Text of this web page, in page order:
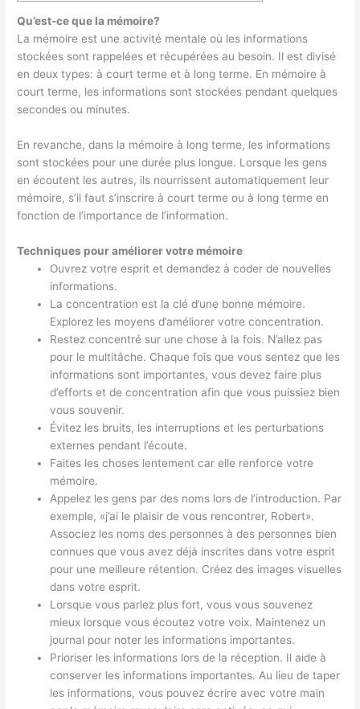
Qu’est-ce que la mémoire?
La mémoire est une activité mentale où les informations
stockées sont rappelées et récupérées au besoin. Il est divisé
en deux types: à court terme et à long terme. En mémoire à
court terme, les informations sont stockées pendant quelques
secondes ou minutes.
En revanche, dans la mémoire à long terme, les informations
sont stockées pour une durée plus longue. Lorsque les gens
en écoutent les autres, ils nourrissent automatiquement leur
mémoire, s’il faut s’inscrire à court terme ou à long terme en
fonction de l’importance de l’information.
Techniques pour améliorer votre mémoire
Ouvrez votre esprit et demandez à coder de nouvelles
informations.
La concentration est la clé d’une bonne mémoire.
Explorez les moyens d’améliorer votre concentration.
Restez concentré sur une chose à la fois. N’allez pas
pour le multitâche. Chaque fois que vous sentez que les
informations sont importantes, vous devez faire plus
d’efforts et de concentration afin que vous puissiez bien
vous souvenir.
Évitez les bruits, les interruptions et les perturbations
externes pendant l’écoute.
Faites les choses lentement car elle renforce votre
mémoire.
Appelez les gens par des noms lors de l’introduction. Par
exemple, «j’ai le plaisir de vous rencontrer, Robert».
Associez les noms des personnes à des personnes bien
connues que vous avez déjà inscrites dans votre esprit
pour une meilleure rétention. Créez des images visuelles
dans votre esprit.
Lorsque vous parlez plus fort, vous vous souvenez
mieux lorsque vous écoutez votre voix. Maintenez un
journal pour noter les informations importantes.
Prioriser les informations lors de la réception. Il aide à
conserver les informations importantes. Au lieu de taper
les informations, vous pouvez écrire avec votre main